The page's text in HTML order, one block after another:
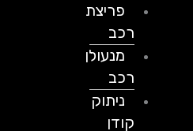
פריצת
מנעולן
ניתוק